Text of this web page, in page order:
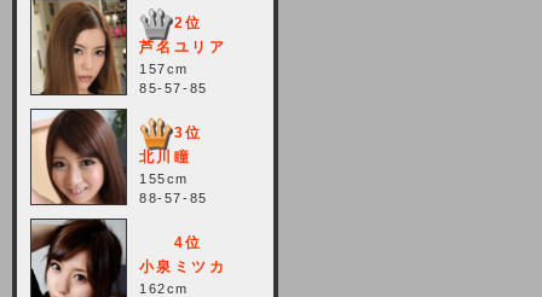
2021/10/7に起きました地震によ
り、サーバーに過大な問題が生じ、
会員様にはご迷惑をお掛けしました
ことをお詫びいたします。また、サ
ーバー復旧はいたしましたが、未だ
不安定な状況もあります。会員様に
は、ご不便をお掛けしますが宜しく
お願い申し上げます。
【サーバーメンテナンスのお知ら
せ】
2位
芦名ユリア
157cm
85-57-85
3位
北川瞳
155cm
88-57-85
4位
小泉ミツカ
162cm